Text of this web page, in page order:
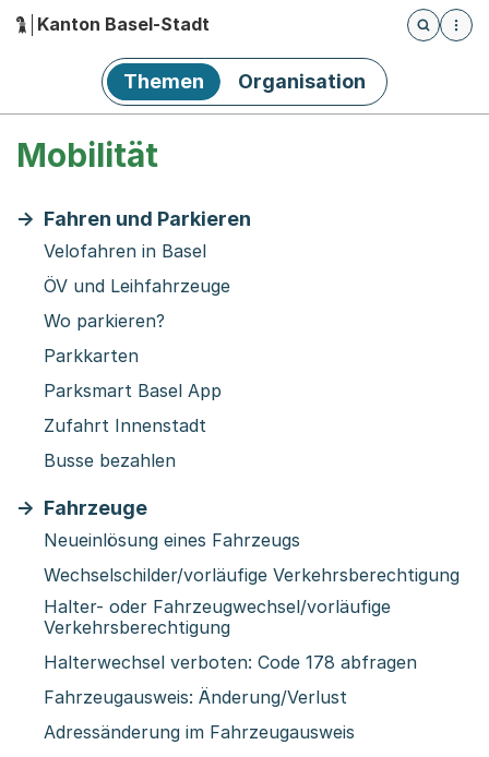
Hauptnavigation
Kanton Basel-Stadt
Öffnet
Themen Organisation
Mobilität
Fahren und Parkieren
Velofahren in Basel
ÖV und Leihfahrzeuge
Wo parkieren?
Parkkarten
Parksmart Basel App
Zufahrt Innenstadt
Busse bezahlen
Fahrzeuge
Neueinlösung eines Fahrzeugs
Wechselschilder/vorläufige Verkehrsberechtigung
Halter- oder Fahrzeugwechsel/vorläufige
Verkehrsberechtigung
Halterwechsel verboten: Code 178 abfragen
Fahrzeugausweis: Änderung/Verlust
Adressänderung im Fahrzeugausweis